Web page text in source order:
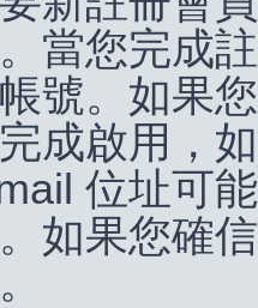
當您完成
號。如果
成啟用，
位址可
如果您確